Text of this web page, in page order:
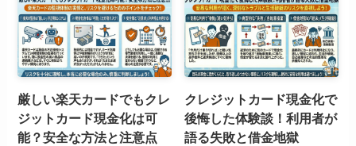
厳しい楽天カードでもクレ
ジットカード現金化は可
能？安全な方法と注意点
クレジットカード現金化で
後悔した体験談！利用者が
語る失敗と借金地獄